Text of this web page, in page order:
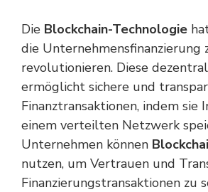
Die Blockchain-Technologie
die Unternehmensfinanzierung
revolutionieren. Diese
ermöglicht sichere und
Finanztransaktionen, indem sie
einem verteilten Netzwerk
Unternehmen können
nutzen, um Vertrauen und
Finanzierungstransaktionen zu